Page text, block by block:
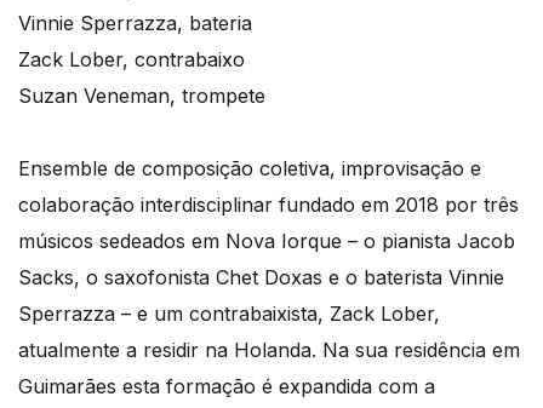
Vinnie Sperrazza, bateria
Zack Lober, contrabaixo
Suzan Veneman, trompete
Ensemble de composição coletiva, improvisação e
colaboração interdisciplinar fundado em 2018 por três
músicos sedeados em Nova Iorque – o pianista Jacob
Sacks, o saxofonista Chet Doxas e o baterista Vinnie
Sperrazza – e um contrabaixista, Zack Lober,
atualmente a residir na Holanda. Na sua residência em
Guimarães esta formação é expandida com a